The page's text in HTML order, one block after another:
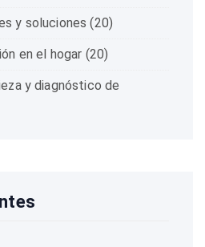
y soluciones (20)
en el hogar (20)
y diagnóstico de